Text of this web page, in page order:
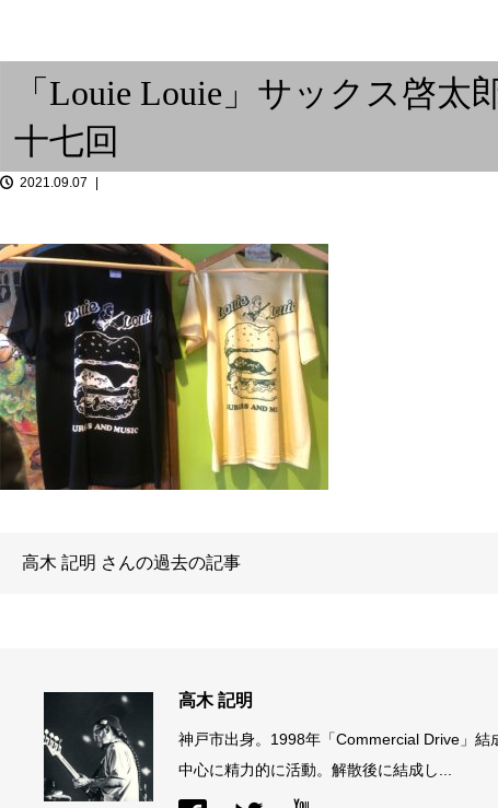
アンミュージック ...
ディアス...
ジャポニズム 冬のススメ ライブハウスって何？
「Louie Louie」サックス啓太
十七回
2021.09.07
高木 記明 さんの過去の記事
高木 記明
神戸市出身。1998年「Commercial Drive」結
中心に精力的に活動。解散後に結成し...